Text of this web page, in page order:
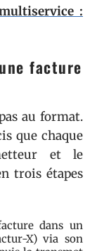
:
facture
au format.
que chaque
et le
trois étapes
dans un
X) via son